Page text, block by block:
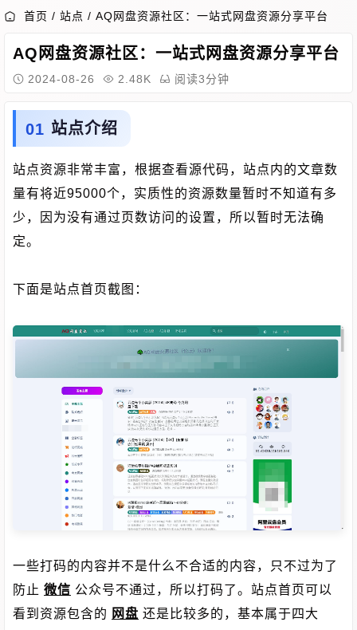
首页 / 站点 / AQ网盘资源社区：一站式网盘资源分享平台
AQ网盘资源社区：一站式网盘资源分享平台
2024-08-26 2.48K 阅读3分钟
站点介绍
站点资源非常丰富，根据查看源代码，站点内的文章数
量有将近95000个，实质性的资源数量暂时不知道有多
少，因为没有通过页数访问的设置，所以暂时无法确
定。
下面是站点首页截图：
一些打码的内容并不是什么不合适的内容，只不过为了
防止 微信 公众号不通过，所以打码了。站点首页可以
看到资源包含的 网盘 还是比较多的，基本属于四大